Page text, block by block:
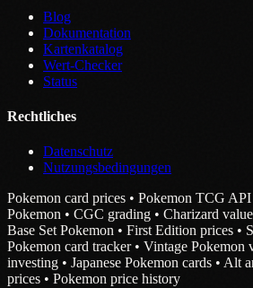
Blog
Dokumentation
Kartenkatalog
Wert-Checker
Status
Rechtliches
Datenschutz
Nutzungsbedingungen
Pokemon card prices • Pokemon TCG
Pokemon • CGC grading • Charizard
Base Set Pokemon • First Edition prices •
Pokemon card tracker • Vintage Pokemon
investing • Japanese Pokemon cards • Alt
prices • Pokemon price history